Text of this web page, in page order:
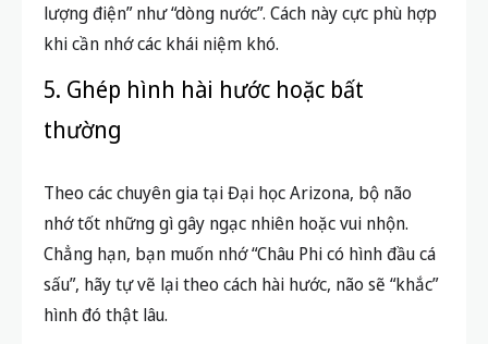
lượng điện” như “dòng nước”. Cách này cực phù hợp
khi cần nhớ các khái niệm khó.
5. Ghép hình hài hước hoặc bất
thường
Theo các chuyên gia tại Đại học Arizona, bộ não
nhớ tốt những gì gây ngạc nhiên hoặc vui nhộn.
Chẳng hạn, bạn muốn nhớ “Châu Phi có hình đầu cá
sấu”, hãy tự vẽ lại theo cách hài hước, não sẽ “khắc”
hình đó thật lâu.